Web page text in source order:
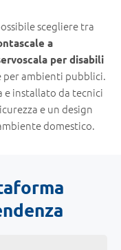
scegliere tra
a
per disabili
per ambienti pubblici.
installato da tecnici
e un design
domestico.